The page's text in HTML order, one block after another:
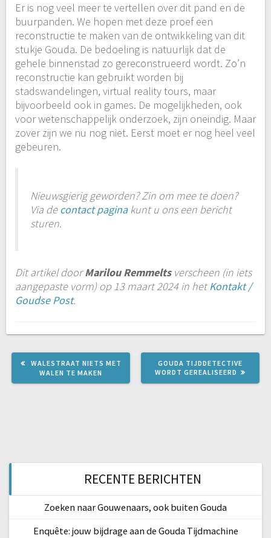
Er is nog veel meer te vertellen over dit pand en de
buurpanden. We hopen met deze proef een
reconstructie te maken van de ontwikkeling van dit
stukje Gouda. De bedoeling is natuurlijk dat de
gehele binnenstad zo gereconstrueerd wordt. Zo’n
reconstructie kan gebruikt worden bij
stadswandelingen, virtual reality tours, maar
bijvoorbeeld ook in games. De mogelijkheden, ook
voor wetenschappelijk onderzoek, zijn oneindig. Maar
zover zijn we nu nog niet. Eerst moet er nog heel veel
gebeuren.
Nieuwsgierig geworden? Zin om mee te doen?
Via decontact paginakunt u ons een bericht
sturen.
Dit artikel doorMarilouRemmelts verscheen (in iets
aangepaste vorm) op 13 maart 2024 in hetKontakt /
Goudse Post.
VORIG
BERICHT:
WALESTRAAT NIETS MET
WALEN TE MAKEN
VOLGEND
BERICHT:
GOUDA TIJDDETECTIVE
WORDT GEREALISEERD
RECENTE BERICHTEN
Zoeken naar Gouwenaars, ook buiten Gouda
Enquête: jouw bijdrage aan de Gouda Tijdmachine